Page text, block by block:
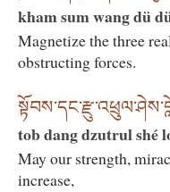
kham sum wang dü
Magnetize the three
obstructing forces.
tob dang dzutrul shé
May our strength,
increase,